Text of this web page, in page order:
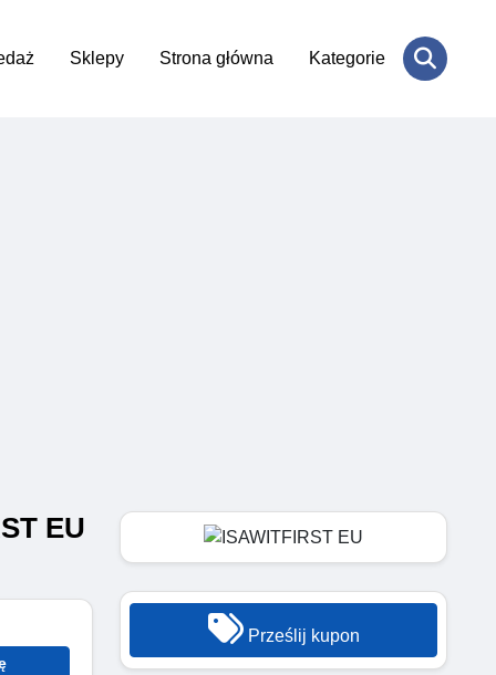
Sklepy Strona główna Kategorie
EU
Prześlij kupon